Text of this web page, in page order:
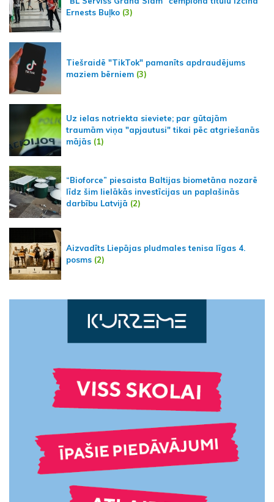
Ernests Buļko (3)
Tiešraidē "TikTok" pamanīts apdraudējums
maziem bērniem (3)
Uz ielas notriekta sieviete; par gūtajām
traumām viņa "apjautusi" tikai pēc atgriešanās
mājās (1)
“Bioforce” piesaista Baltijas biometāna nozarē
līdz šim lielākās investīcijas un paplašinās
darbību Latvijā (2)
Aizvadīts Liepājas pludmales tenisa līgas 4.
posms (2)